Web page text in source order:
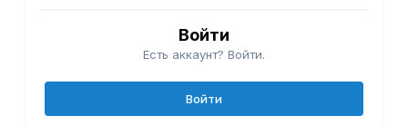
Войти
Есть аккаунт? Войти.
Войти